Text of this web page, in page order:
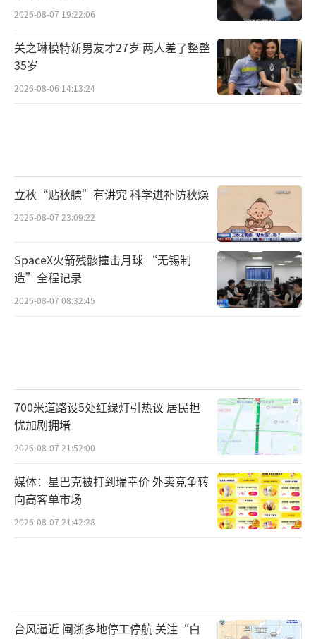
2026-08-07 19:22:06
关之琳模特新男友才27岁 两人差了整整
35岁
2026-08-06 14:13:24
立秋“贴秋膘”有讲究 科学进补防秋燥
2026-08-07 23:09:22
SpaceX火箭残骸撞击月球 “无锡制
造”全程记录
2026-08-07 08:32:45
700米道路设5处红绿灯引热议 居民担
忧加剧拥堵
2026-08-07 21:52:00
媒体：星巴克被打到瑞幸价 外卖竞争转
向高客单市场
2026-08-07 21:42:28
台风逼近 闽浙多地停工停航 关注“白